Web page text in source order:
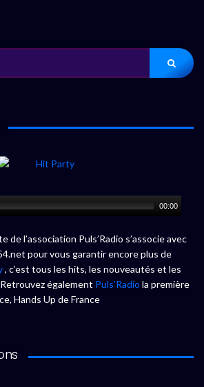
00:00
de l’association Puls’Radio s’associe avec
pour vous garantir encore plus de
, c’est tous les hits, les nouveautés et les
également Puls’Radio la première
Hands Up de France